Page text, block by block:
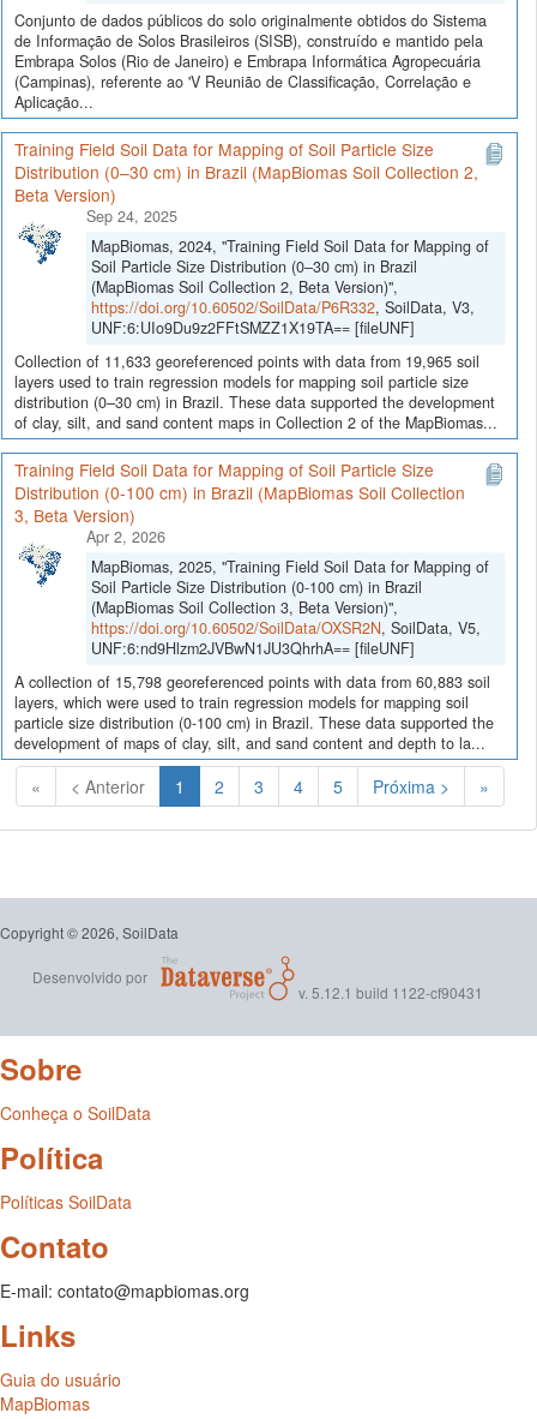
Conjunto de dados públicos do solo originalmente obtidos do Sistema
de Informação de Solos Brasileiros (SISB), construído e mantido pela
Embrapa Solos (Rio de Janeiro) e Embrapa Informática Agropecuária
(Campinas), referente ao 'V Reunião de Classificação, Correlação e
Aplicação...
Training Field Soil Data for Mapping of Soil Particle Size
Distribution (0–30 cm) in Brazil (MapBiomas Soil Collection 2,
Beta Version)
Sep 24, 2025
MapBiomas, 2024, "Training Field Soil Data for Mapping of
Soil Particle Size Distribution (0–30 cm) in Brazil
(MapBiomas Soil Collection 2, Beta Version)",
https://doi.org/10.60502/SoilData/P6R332, SoilData, V3,
UNF:6:UIo9Du9z2FFtSMZZ1X19TA== [fileUNF]
Collection of 11,633 georeferenced points with data from 19,965 soil
layers used to train regression models for mapping soil particle size
distribution (0–30 cm) in Brazil. These data supported the development
of clay, silt, and sand content maps in Collection 2 of the MapBiomas...
Training Field Soil Data for Mapping of Soil Particle Size
Distribution (0-100 cm) in Brazil (MapBiomas Soil Collection
3, Beta Version)
Apr 2, 2026
MapBiomas, 2025, "Training Field Soil Data for Mapping of
Soil Particle Size Distribution (0-100 cm) in Brazil
(MapBiomas Soil Collection 3, Beta Version)",
https://doi.org/10.60502/SoilData/OXSR2N, SoilData, V5,
UNF:6:nd9Hlzm2JVBwN1JU3QhrhA== [fileUNF]
A collection of 15,798 georeferenced points with data from 60,883 soil
layers, which were used to train regression models for mapping soil
particle size distribution (0-100 cm) in Brazil. These data supported the
development of maps of clay, silt, and sand content and depth to la...
« < Anterior 1 (Atual)
2 3 4 5 Próxima > »
Copyright © 2026, SoilData
Desenvolvido por
v. 5.12.1 build 1122-cf90431
Sobre
Conheça o SoilData
Política
Políticas SoilData
Contato
E-mail: contato@mapbiomas.org
Links
Guia do usuário
MapBiomas